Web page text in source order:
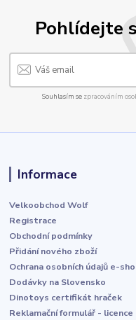
Pohlídejte
Souhlasím se zpracováním
Informace
Velkoobchod Wolf
Registrace
Obchodní podmínky
Přidání nového zboží
Ochrana osobních údajů e-
Dodávky na Slovensko
Dinotoys certifikát hraček
Reklamační formulář - licence